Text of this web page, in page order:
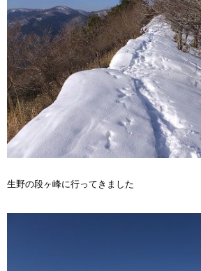
生野の段ヶ峰に行ってきました